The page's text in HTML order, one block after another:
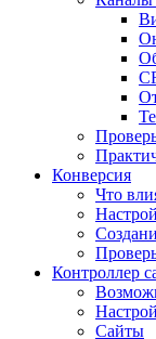
Конверсия
Что
Контроллер
Сайты